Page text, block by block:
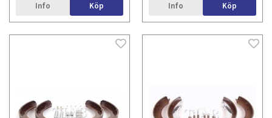
Info Köp Info Köp